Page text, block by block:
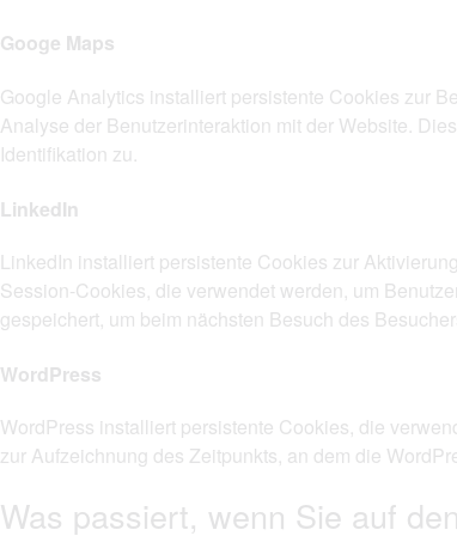
Googe Maps
Google Analytics installiert persistente Cookies zur
Analyse der Benutzerinteraktion mit der Website.
Identifikation zu.
LinkedIn
LinkedIn installiert persistente Cookies zur
Session-Cookies, die verwendet werden, um
gespeichert, um beim nächsten Besuch des
WordPress
WordPress installiert persistente Cookies, die
zur Aufzeichnung des Zeitpunkts, an dem die
Was passiert, wenn Sie auf